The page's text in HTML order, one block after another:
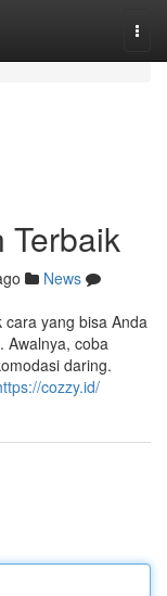
Terbaik
News
yang bisa Anda
Awalnya, coba
daring.
cozzy.id/